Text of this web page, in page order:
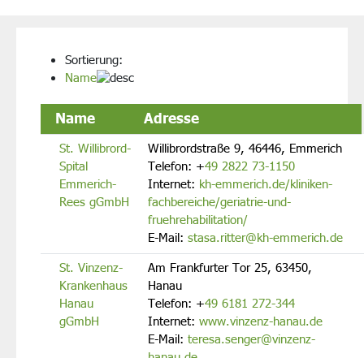
Sortierung:
Name
Name Adresse
St. Willibrord-
Spital
Emmerich-
Rees gGmbH
Willibrordstraße 9, 46446, Emmerich
Telefon: +49 2822 73-1150
Internet: kh-emmerich.de/kliniken-
fachbereiche/geriatrie-und-
fruehrehabilitation/
E-Mail: stasa.ritter@kh-emmerich.de
St. Vinzenz-
Krankenhaus
Hanau
gGmbH
Am Frankfurter Tor 25, 63450,
Hanau
Telefon: +49 6181 272-344
Internet: www.vinzenz-hanau.de
E-Mail: teresa.senger@vinzenz-